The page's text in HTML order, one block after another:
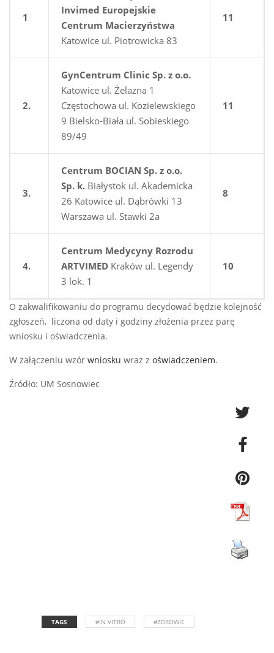
1
Invimed Europejskie
Centrum Macierzyństwa
Katowice ul. Piotrowicka 83
11
2.
GynCentrum Clinic Sp. z o.o.
Katowice ul. Żelazna 1
Częstochowa ul. Kozielewskiego
9 Bielsko-Biała ul. Sobieskiego
89/49
11
3.
Centrum BOCIAN Sp. z o.o.
Sp. k. Białystok ul. Akademicka
26 Katowice ul. Dąbrówki 13
Warszawa ul. Stawki 2a
8
4.
Centrum Medycyny Rozrodu
ARTVIMED Kraków ul. Legendy
3 lok. 1
10
O zakwalifikowaniu do programu decydować będzie kolejność
zgłoszeń, liczona od daty i godziny złożenia przez parę
wniosku i oświadczenia.
W załączeniu wzór wniosku wraz z oświadczeniem.
Źródło: UM Sosnowiec
TAGS #IN VITRO #ZDROWIE